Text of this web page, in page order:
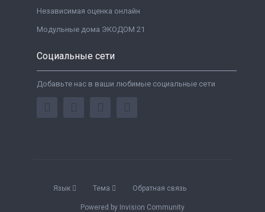
Независимая оценка онлайн
Модульные дома ЭКОДОМ 21
Социальные сети
Добавьте нас в ваши любимые социальные сети
Язык Тема Обратная связь
Powered by Invision Community